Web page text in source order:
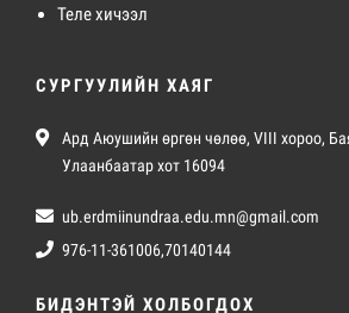
Теле хичээл
СУРГУУЛИЙН ХАЯГ
Ард Аюушийн өргөн чөлөө, VIII хороо,
Улаанбаатар хот 16094
ub.erdmiinundraa.edu.mn@gmail.com
976-11-361006,70140144
БИДЭНТЭЙ ХОЛБОГДОХ